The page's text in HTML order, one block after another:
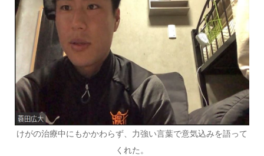
けがの治療中にもかかわらず、力強い言葉で意気込みを語って
くれた。